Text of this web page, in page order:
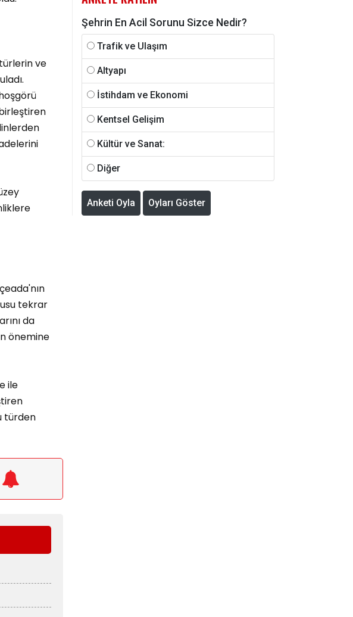
ve
tekrar
da
önemine
ile
türden
Şehrin En Acil Sorunu Sizce Nedir?
Trafik ve Ulaşım
Altyapı
İstihdam ve Ekonomi
Kentsel Gelişim
Kültür ve Sanat:
Diğer
Anketi Oyla Oyları Göster